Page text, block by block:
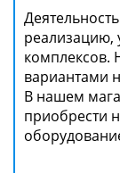
реализацию,
комплексов.
вариантами
В нашем
приобрести